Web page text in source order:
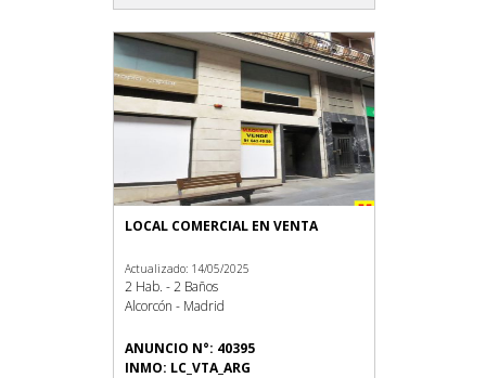
LOCAL COMERCIAL EN VENTA
Actualizado: 14/05/2025
2 Hab. - 2 Baños
Alcorcón - Madrid
ANUNCIO N°: 40395
INMO: LC_VTA_ARG